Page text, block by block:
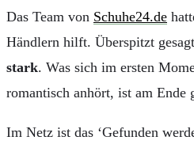
Das Team von Schuhe24.de
Händlern hilft. Überspitzt
stark. Was sich im ersten
romantisch anhört, ist am Ende
Im Netz ist das ‘Gefunden